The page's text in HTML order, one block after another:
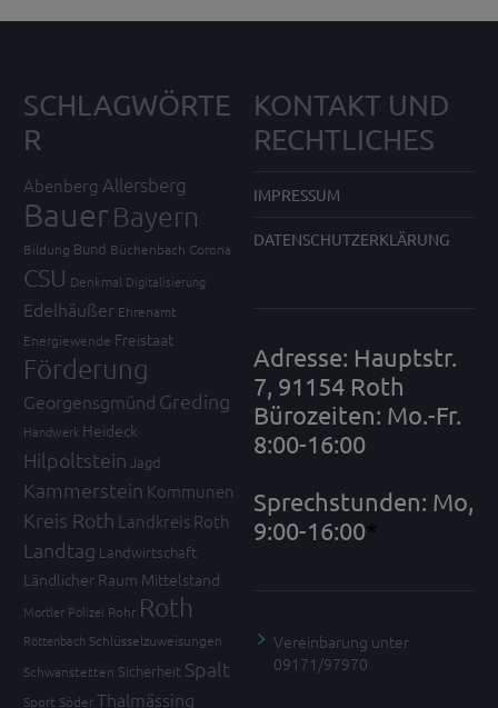
SCHLAGWÖRTE
R
Abenberg Allersberg
Bauer Bayern
Bildung Bund Büchenbach Corona
CSU Denkmal Digitalisierung
Edelhäußer Ehrenamt
Energiewende Freistaat
Förderung
Georgensgmünd Greding
Handwerk Heideck
Hilpoltstein Jagd
Kammerstein Kommunen
Kreis Roth Landkreis Roth
Landtag Landwirtschaft
Ländlicher Raum Mittelstand
Mortler Polizei Rohr Roth
Röttenbach Schlüsselzuweisungen
Schwanstetten Sicherheit Spalt
Sport SöderThalmässing
KONTAKT UND
RECHTLICHES
IMPRESSUM
DATENSCHUTZERKLÄRUNG
Adresse: Hauptstr.
7, 91154 Roth
Bürozeiten: Mo.-Fr.
8:00-16:00
Sprechstunden: Mo,
9:00-16:00*
Vereinbarung unter
09171/97970